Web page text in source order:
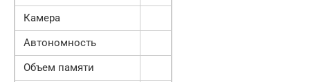
Камера
Автономность
Объем памяти